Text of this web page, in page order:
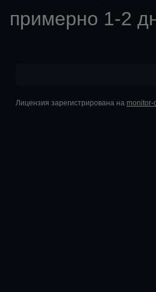
примерно 1-2
Лицензия зарегистрирована на monitor-